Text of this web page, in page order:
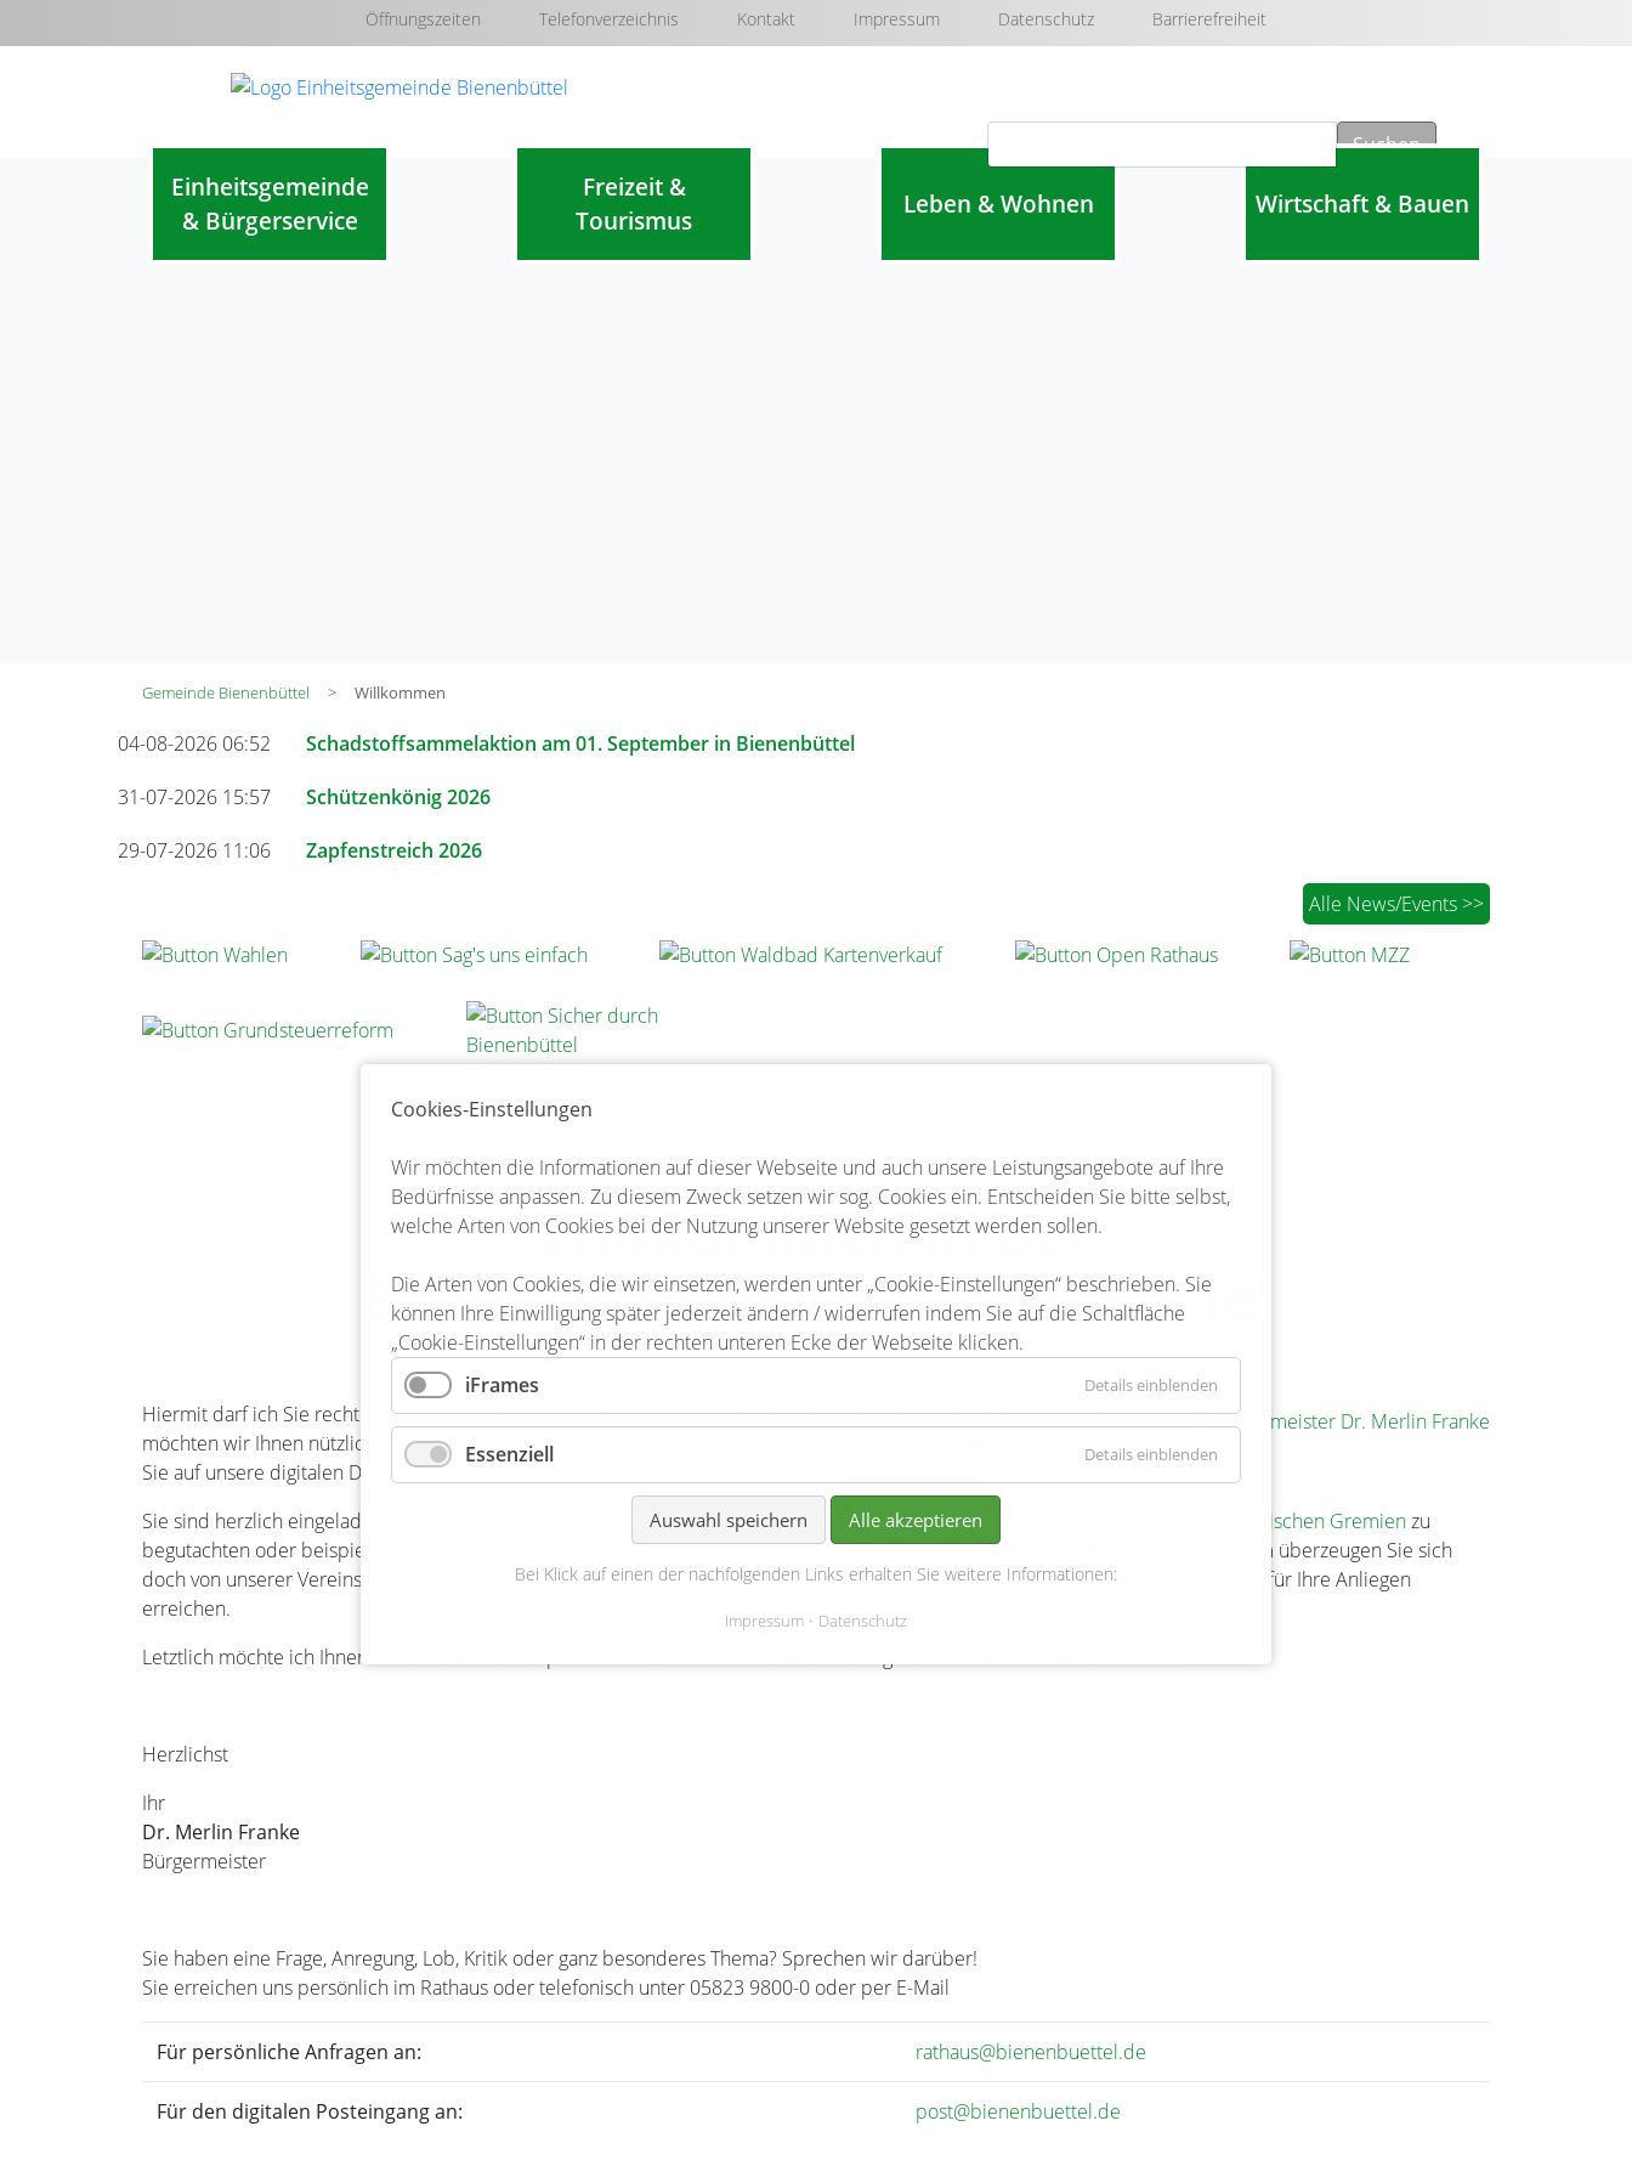
Öffnungszeiten Telefonverzeichnis Kontakt Impressum Datenschutz Barrierefreiheit
Suchen
Einheitsgemeinde
& Bürgerservice
Freizeit &
Tourismus
Leben & Wohnen Wirtschaft & Bauen
Gemeinde Bienenbüttel Willkommen
04-08-2026 06:52
Schadstoffsammelaktion am 01. September in Bienenbüttel
31-07-2026 15:57
Schützenkönig 2026
29-07-2026 11:06
Zapfenstreich 2026
Alle News/Events >>
Willkommen in der
Einheitsgemeinde Bienenbüttel
Hiermit darf ich Sie recht herzlich in der schönen Einheitsgemeinde Bienenbüttel begrüßen. Auf unseren Internetseiten
möchten wir Ihnen nützliche Informationen rund um die Einheitsgemeinde an die Hand geben. Besonders möchte ich
Sie auf unsere digitalen Dienstleistungen hinweisen.
Sie sind herzlich eingeladen, sich über die
KinderbetreuungoderGrundschule zu informieren, die Zusammensetzung unserer politischen Gremienzu
begutachten oder beispielsweise sich über
zu informieren, falls Sie überlegen sollten, nach Bienenbüttel zu ziehen. Zudem überzeugen Sie sich
doch von unserer Vereinsvielfalt! Natürlich erfahren Sie hier auch,was Sie wo erledigenund wie Sie die richtigen
für Ihre Anliegen
erreichen.
Letztlich möchte ich Ihnen aber vor allem viel Spaß auf den Internetseiten der Einheitsgemeinde Bienenbüttel wünschen.
Herzlichst
Ihr
Dr. Merlin Franke
Bürgermeister
Sie haben eine Frage, Anregung, Lob, Kritik oder ganz besonderes Thema? Sprechen wir darüber!
Sie erreichen uns persönlich im Rathaus oder telefonisch unter 05823 9800-0 oder per E-Mail
Für persönliche Anfragen an: rathaus@bienenbuettel.de
Für den digitalen Posteingang an: post@bienenbuettel.de
Cookies-Einstellungen
Wir möchten die Informationen auf dieser Webseite und auch unsere Leistungsangebote auf Ihre
Bedürfnisse anpassen. Zu diesem Zweck setzen wir sog. Cookies ein. Entscheiden Sie bitte selbst,
welche Arten von Cookies bei der Nutzung unserer Website gesetzt werden sollen.
Die Arten von Cookies, die wir einsetzen, werden unter „Cookie-Einstellungen“ beschrieben. Sie
können Ihre Einwilligung später jederzeit ändern / widerrufen indem Sie auf die Schaltfläche
„Cookie-Einstellungen“ in der rechten unteren Ecke der Webseite klicken.
iFrames
Details einblenden
Essenziell Details einblenden
Auswahl speichern Alle akzeptieren
Bei Klick auf einen der nachfolgenden Links erhalten Sie weitere Informationen:
Impressum Datenschutz